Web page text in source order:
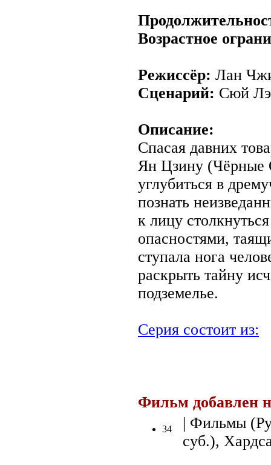
Возрастное
Режиссёр: Лан
Сценарий: Сюй
Описание:
Спасая давних
Ян Цзину (Чёрные
углубиться в
познать
к лицу
опасностями,
ступала нога
раскрыть тайну
подземелье.
Серия состоит из:
Фильм добавлен
34
| Фильмы
суб.),